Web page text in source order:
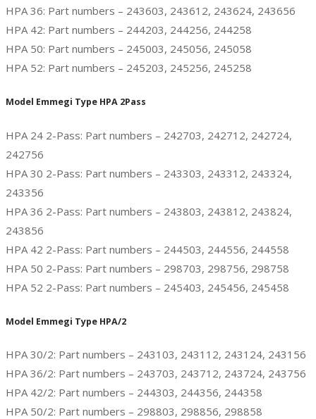
HPA 36: Part numbers – 243603, 243612, 243624, 243656
HPA 42: Part numbers – 244203, 244256, 244258
HPA 50: Part numbers – 245003, 245056, 245058
HPA 52: Part numbers – 245203, 245256, 245258
Model Emmegi Type HPA 2Pass
HPA 24 2-Pass: Part numbers – 242703, 242712, 242724,
242756
HPA 30 2-Pass: Part numbers – 243303, 243312, 243324,
243356
HPA 36 2-Pass: Part numbers – 243803, 243812, 243824,
243856
HPA 42 2-Pass: Part numbers – 244503, 244556, 244558
HPA 50 2-Pass: Part numbers – 298703, 298756, 298758
HPA 52 2-Pass: Part numbers – 245403, 245456, 245458
Model Emmegi Type HPA/2
HPA 30/2: Part numbers – 243103, 243112, 243124, 243156
HPA 36/2: Part numbers – 243703, 243712, 243724, 243756
HPA 42/2: Part numbers – 244303, 244356, 244358
HPA 50/2: Part numbers – 298803, 298856, 298858